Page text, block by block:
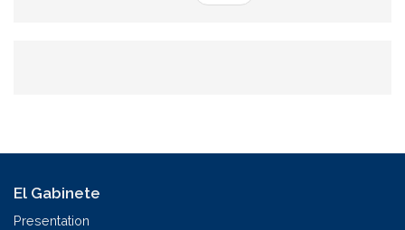
El Gabinete
Presentation